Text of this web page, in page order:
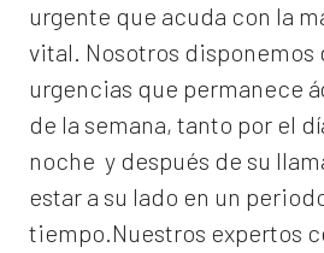
urgente que acuda con la
vital. Nosotros disponemos
urgencias que permanece
de la semana, tanto por el
noche y después de su
estar a su lado en un
tiempo.Nuestros expertos